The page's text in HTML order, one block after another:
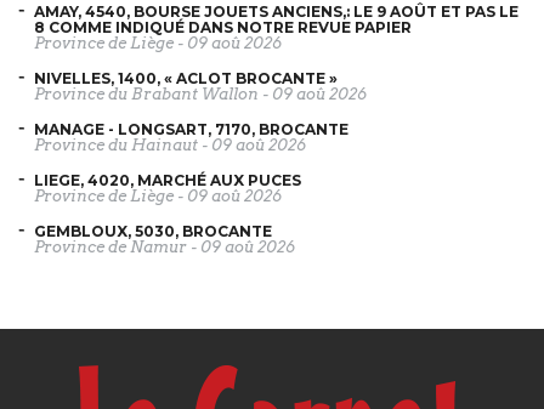
AMAY, 4540, BOURSE JOUETS ANCIENS,: LE 9 AOÛT ET PAS LE
8 COMME INDIQUÉ DANS NOTRE REVUE PAPIER
Province de Liège - 09 aoû 2026
NIVELLES, 1400, « ACLOT BROCANTE »
Province du Brabant Wallon - 09 aoû 2026
MANAGE - LONGSART, 7170, BROCANTE
Province du Hainaut - 09 aoû 2026
LIEGE, 4020, MARCHÉ AUX PUCES
Province de Liège - 09 aoû 2026
GEMBLOUX, 5030, BROCANTE
Province de Namur - 09 aoû 2026